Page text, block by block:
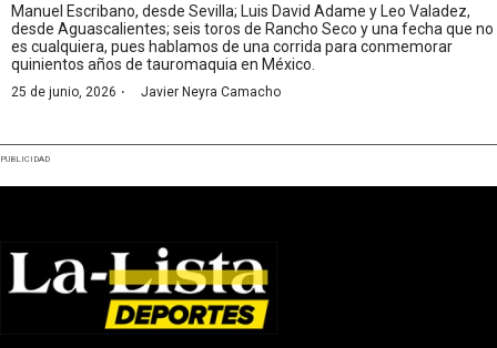
Manuel Escribano, desde Sevilla; Luis David Adame y Leo Valadez,
desde Aguascalientes; seis toros de Rancho Seco y una fecha que no
es cualquiera, pues hablamos de una corrida para conmemorar
quinientos años de tauromaquia en México.
25 de junio, 2026 · Javier Neyra Camacho
PUBLICIDAD